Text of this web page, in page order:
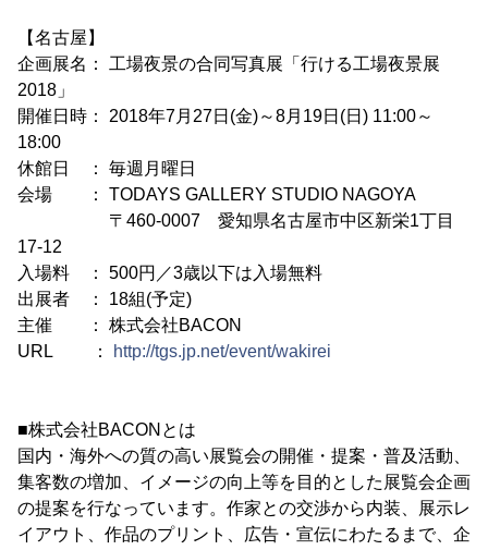
【名古屋】
企画展名： 工場夜景の合同写真展「行ける工場夜景展
2018」
開催日時： 2018年7月27日(金)～8月19日(日) 11:00～
18:00
休館日 ： 毎週月曜日
会場 ： TODAYS GALLERY STUDIO NAGOYA
〒460-0007 愛知県名古屋市中区新栄1丁目
17-12
入場料 ： 500円／3歳以下は入場無料
出展者 ： 18組(予定)
主催 ： 株式会社BACON
URL ：
http://tgs.jp.net/event/wakirei
■株式会社BACONとは
国内・海外への質の高い展覧会の開催・提案・普及活動、
集客数の増加、イメージの向上等を目的とした展覧会企画
の提案を行なっています。作家との交渉から内装、展示レ
イアウト、作品のプリント、広告・宣伝にわたるまで、企